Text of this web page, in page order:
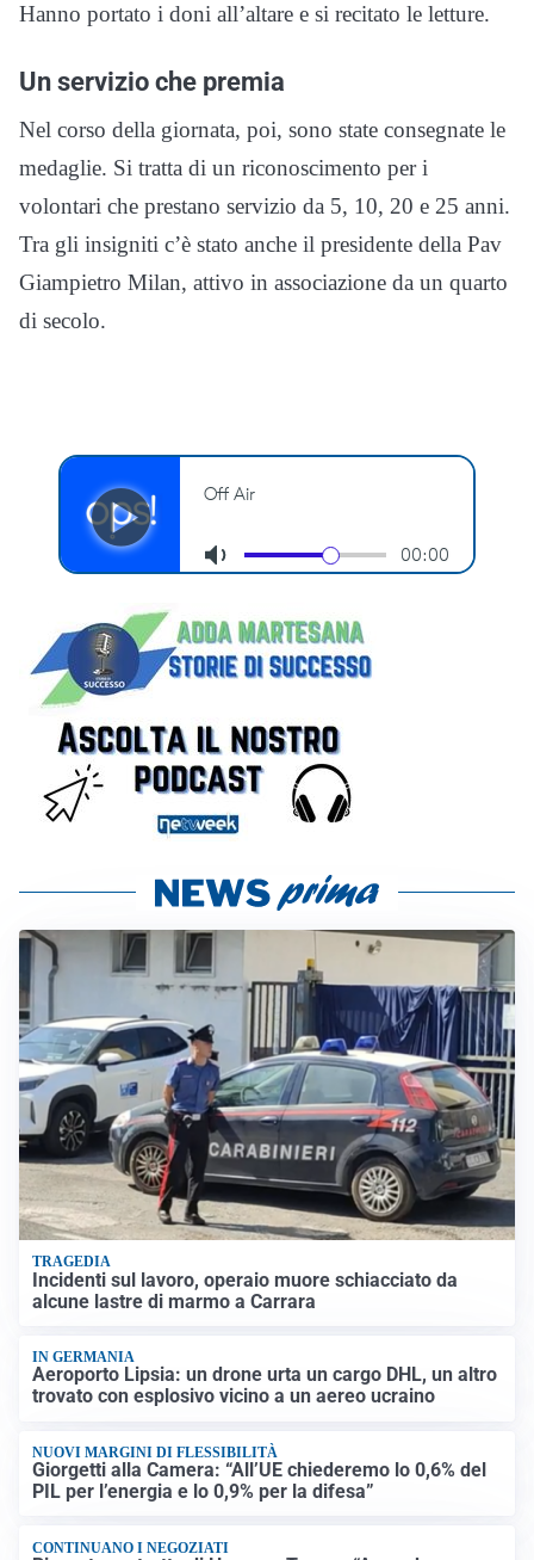
Hanno portato i doni all’altare e si recitato le letture.
Un servizio che premia
Nel corso della giornata, poi, sono state consegnate le
medaglie. Si tratta di un riconoscimento per i
volontari che prestano servizio da 5, 10, 20 e 25 anni.
Tra gli insigniti c’è stato anche il presidente della Pav
Giampietro Milan, attivo in associazione da un quarto
di secolo.
TRAGEDIA
Incidenti sul lavoro, operaio muore schiacciato da
alcune lastre di marmo a Carrara
IN GERMANIA
Aeroporto Lipsia: un drone urta un cargo DHL, un altro
trovato con esplosivo vicino a un aereo ucraino
NUOVI MARGINI DI FLESSIBILITÀ
Giorgetti alla Camera: “All’UE chiederemo lo 0,6% del
PIL per l’energia e lo 0,9% per la difesa”
CONTINUANO I NEGOZIATI